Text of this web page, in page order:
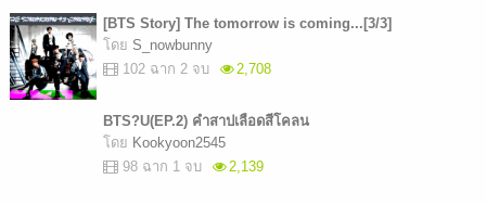
[BTS Story] The tomorrow is coming...[3/3]
โดย S_nowbunny
102 ฉาก 2 จบ
2,708
BTS?U(EP.2) คำสาปเลือดสีโคลน
โดย Kookyoon2545
98 ฉาก 1 จบ
2,139